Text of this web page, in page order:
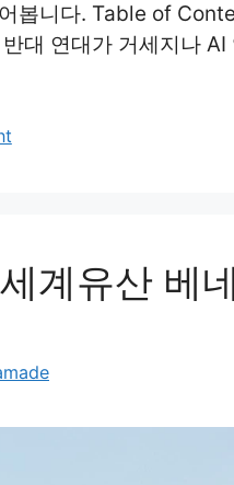
봅니다. Table of
대 연대가 거세지나
계유산 베